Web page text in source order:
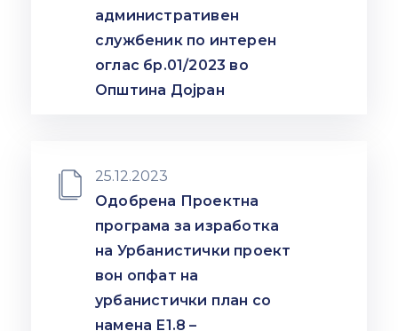
административен
службеник по интерен
оглас бр.01/2023 во
Општина Дојран
25.12.2023
Одобрена Проектна
програма за изработка
на Урбанистички проект
вон опфат на
урбанистички план со
намена Е1.8 –